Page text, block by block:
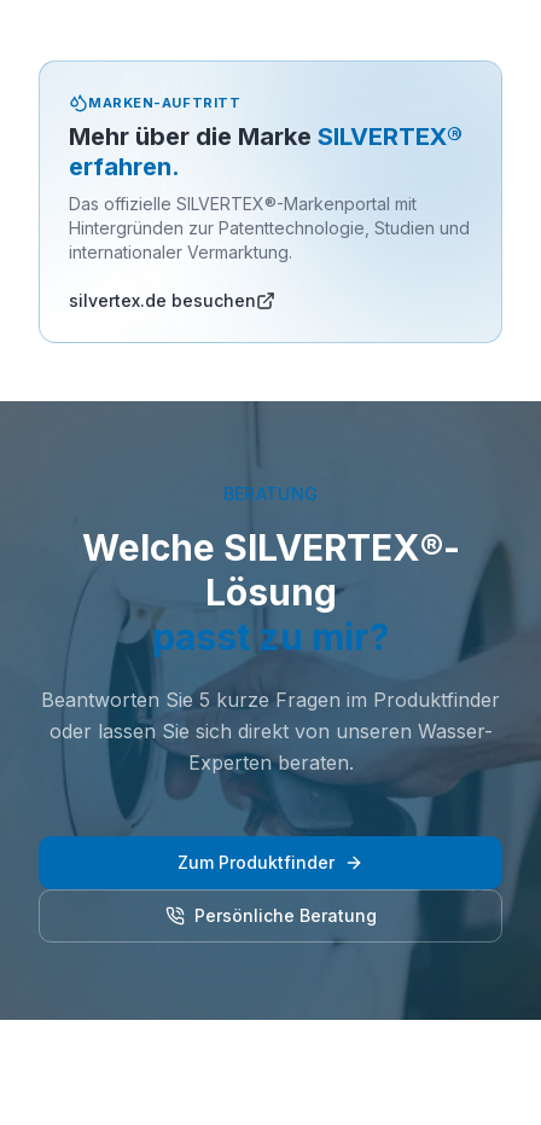
MARKEN-AUFTRITT
Mehr über die Marke SILVERTEX®
erfahren.
Das offizielle SILVERTEX®-Markenportal mit
Hintergründen zur Patenttechnologie, Studien und
internationaler Vermarktung.
silvertex.de besuchen
BERATUNG
Welche SILVERTEX®-
Lösung
passt zu mir?
Beantworten Sie 5 kurze Fragen im Produktfinder
oder lassen Sie sich direkt von unseren Wasser-
Experten beraten.
Zum Produktfinder
Persönliche Beratung